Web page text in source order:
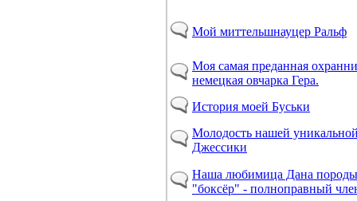
Мой миттельшнауцер Ральф
Моя самая преданная
немецкая овчарка Гера.
История моей Буськи
Молодость нашей
Джессики
Наша любимица Дана породы
"боксёр" - полноправный